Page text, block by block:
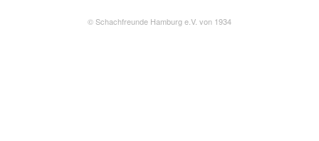
©Schachfreunde Hamburg e.V. von 1934